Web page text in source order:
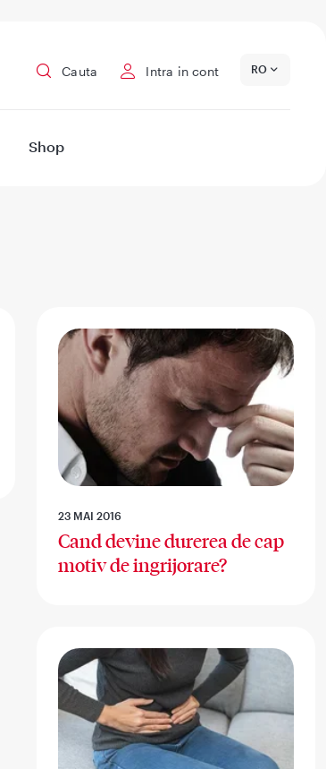
Cauta Intra in cont RO
Shop
23 MAI 2016
Cand devine durerea de cap
motiv de ingrijorare?